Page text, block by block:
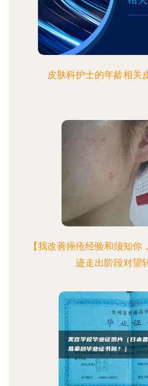
皮肤科护士的年龄相关
【我改善痤疮经验和须知
迹走出阶段对望